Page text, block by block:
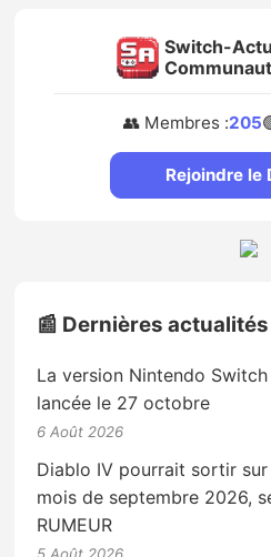
Switch-Actu
👥 Membres :205
Rejoindre le
📰 Dernières actualités
La version Nintendo
lancée le 27 octobre
6 Août 2026
Diablo IV pourrait sortir
mois de septembre 2026,
RUMEUR
5 Août 2026